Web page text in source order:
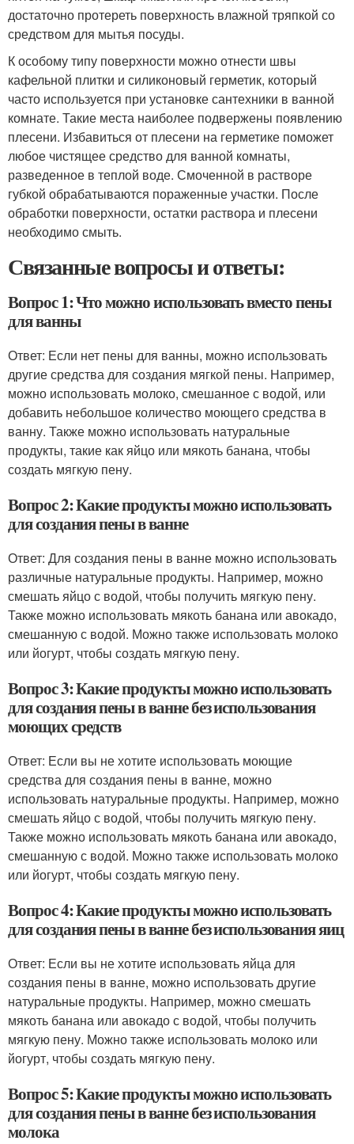
достаточно протереть поверхность влажной тряпкой со
средством для мытья посуды.
К особому типу поверхности можно отнести швы
кафельной плитки и силиконовый герметик, который
часто используется при установке сантехники в ванной
комнате. Такие места наиболее подвержены появлению
плесени. Избавиться от плесени на герметике поможет
любое чистящее средство для ванной комнаты,
разведенное в теплой воде. Смоченной в растворе
губкой обрабатываются пораженные участки. После
обработки поверхности, остатки раствора и плесени
необходимо смыть.
Связанные вопросы и ответы:
Вопрос 1: Что можно использовать вместо пены
для ванны
Ответ: Если нет пены для ванны, можно использовать
другие средства для создания мягкой пены. Например,
можно использовать молоко, смешанное с водой, или
добавить небольшое количество моющего средства в
ванну. Также можно использовать натуральные
продукты, такие как яйцо или мякоть банана, чтобы
создать мягкую пену.
Вопрос 2: Какие продукты можно использовать
для создания пены в ванне
Ответ: Для создания пены в ванне можно использовать
различные натуральные продукты. Например, можно
смешать яйцо с водой, чтобы получить мягкую пену.
Также можно использовать мякоть банана или авокадо,
смешанную с водой. Можно также использовать молоко
или йогурт, чтобы создать мягкую пену.
Вопрос 3: Какие продукты можно использовать
для создания пены в ванне без использования
моющих средств
Ответ: Если вы не хотите использовать моющие
средства для создания пены в ванне, можно
использовать натуральные продукты. Например, можно
смешать яйцо с водой, чтобы получить мягкую пену.
Также можно использовать мякоть банана или авокадо,
смешанную с водой. Можно также использовать молоко
или йогурт, чтобы создать мягкую пену.
Вопрос 4: Какие продукты можно использовать
для создания пены в ванне без использования яиц
Ответ: Если вы не хотите использовать яйца для
создания пены в ванне, можно использовать другие
натуральные продукты. Например, можно смешать
мякоть банана или авокадо с водой, чтобы получить
мягкую пену. Можно также использовать молоко или
йогурт, чтобы создать мягкую пену.
Вопрос 5: Какие продукты можно использовать
для создания пены в ванне без использования
молока